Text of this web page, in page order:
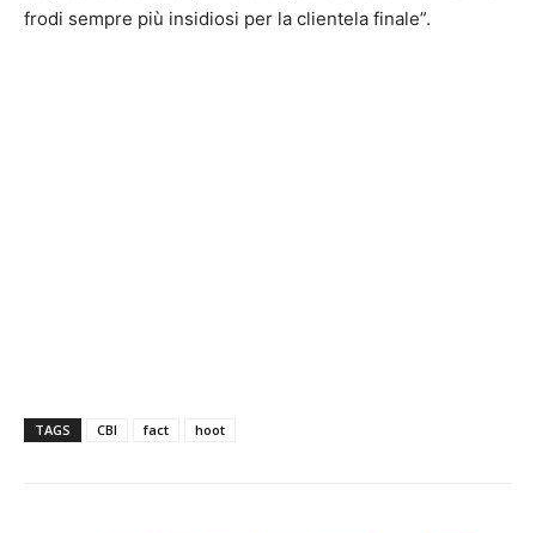
frodi sempre più insidiosi per la clientela finale”.
TAGS CBI fact hoot